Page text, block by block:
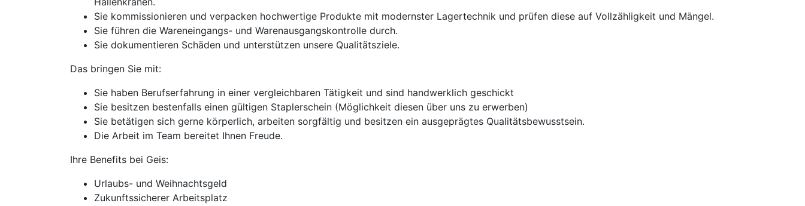
Sie kommissionieren und verpacken hochwertige Produkte mit modernster Lagertechnik und prüfen diese auf Vollzähligkeit und Mängel.
Sie führen die Wareneingangs- und Warenausgangskontrolle durch.
Sie dokumentieren Schäden und unterstützen unsere Qualitätsziele.
Das bringen Sie mit:
Sie haben Berufserfahrung in einer vergleichbaren Tätigkeit und sind handwerklich geschickt
Sie besitzen bestenfalls einen gültigen Staplerschein (Möglichkeit diesen über uns zu erwerben)
Sie betätigen sich gerne körperlich, arbeiten sorgfältig und besitzen ein ausgeprägtes Qualitätsbewusstsein.
Die Arbeit im Team bereitet Ihnen Freude.
Ihre Benefits bei Geis:
Urlaubs- und Weihnachtsgeld
Zukunftssicherer Arbeitsplatz